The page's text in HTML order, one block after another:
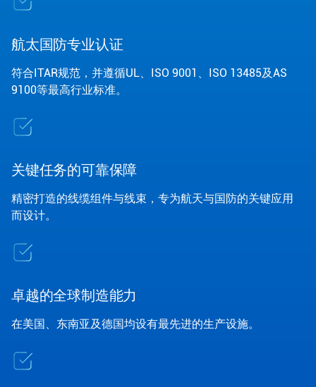
航太国防专业认证
符合ITAR规范，并遵循UL、ISO 9001、ISO 13485及AS
9100等最高行业标准。
关键任务的可靠保障
精密打造的线缆组件与线束，专为航天与国防的关键应用
而设计。
卓越的全球制造能力
在美国、东南亚及德国均设有最先进的生产设施。